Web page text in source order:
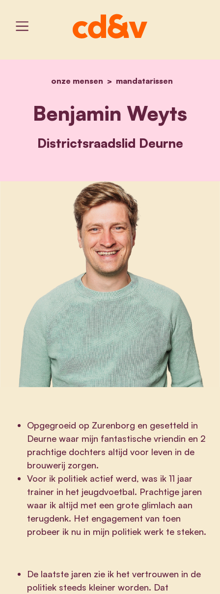
home
onze mensen mandatarissen
benjamin weyts
Benjamin Weyts
Districtsraadslid Deurne
Opgegroeid op Zurenborg en gesetteld in
Deurne waar mijn fantastische vriendin en 2
prachtige dochters altijd voor leven in de
brouwerij zorgen.
Voor ik politiek actief werd, was ik 11 jaar
trainer in het jeugdvoetbal. Prachtige jaren
waar ik altijd met een grote glimlach aan
terugdenk. Het engagement van toen
probeer ik nu in mijn politiek werk te steken.
De laatste jaren zie ik het vertrouwen in de
politiek steeds kleiner worden. Dat